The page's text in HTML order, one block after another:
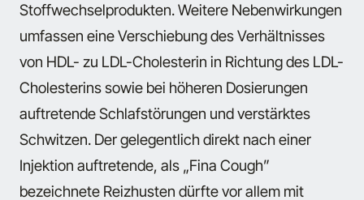
Stoffwechselprodukten. Weitere Nebenwirkungen
umfassen eine Verschiebung des Verhältnisses
von HDL- zu LDL-Cholesterin in Richtung des LDL-
Cholesterins sowie bei höheren Dosierungen
auftretende Schlafstörungen und verstärktes
Schwitzen. Der gelegentlich direkt nach einer
Injektion auftretende, als „Fina Cough”
bezeichnete Reizhusten dürfte vor allem mit